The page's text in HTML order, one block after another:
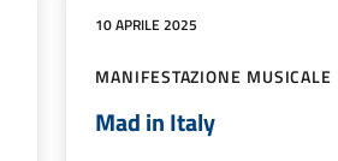
10 APRILE 2025
MANIFESTAZIONE MUSICALE
Mad in Italy